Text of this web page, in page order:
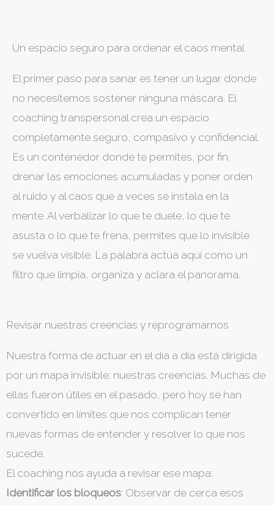
Un espacio seguro para ordenar el caos mental
El primer paso para sanar es tener un lugar donde
no necesitemos sostener ninguna máscara. El
coaching transpersonal crea un espacio
completamente seguro, compasivo y confidencial.
Es un contenedor donde te permites, por fin,
drenar las emociones acumuladas y poner orden
al ruido y al caos que a veces se instala en la
mente. Al verbalizar lo que te duele, lo que te
asusta o lo que te frena, permites que lo invisible
se vuelva visible. La palabra actúa aquí como un
filtro que limpia, organiza y aclara el panorama.
Revisar nuestras creencias y reprogramarnos
Nuestra forma de actuar en el día a día está dirigida
por un mapa invisible: nuestras creencias. Muchas de
ellas fueron útiles en el pasado, pero hoy se han
convertido en límites que nos complican tener
nuevas formas de entender y resolver lo que nos
sucede.
El coaching nos ayuda a revisar ese mapa:
Identificar los bloqueos: Observar de cerca esos